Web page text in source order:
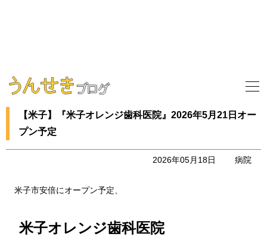
【米子】『米子オレンジ歯科医院』2026年5月21日オー
プン予定
2026年05月18日 病院
米子市安倍にオープン予定、
米子オレンジ歯科医院